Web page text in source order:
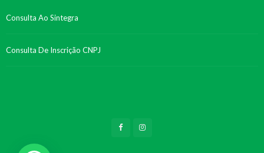
Consulta Ao Sintegra
Consulta De Inscrição CNPJ